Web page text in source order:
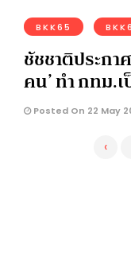
BKK65
ชัชชาติประกา
คน’ ทำ กทม.
Posted On 22 May
‹